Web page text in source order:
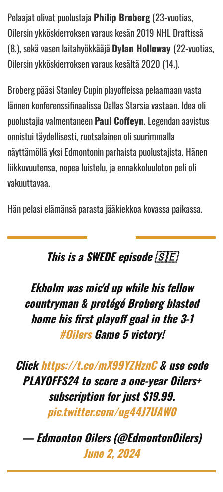
Pelaajat olivat puolustaja Philip Broberg(23-vuotias,
Oilersin ykköskierroksen varaus kesän 2019 NHL Draftissä
(8.), sekä vasen laitahyökkääjä Dylan Holloway (22-vuotias,
Oilersin ykköskierroksen varaus kesältä 2020 (14.).
Broberg pääsi Stanley Cupin playoffeissa pelaamaan vasta
lännen konferenssifinaalissa Dallas Starsia vastaan. Idea oli
puolustajia valmentaneenPaul Coffeyn. Legendan aavistus
onnistui täydellisesti, ruotsalainen oli suurimmalla
näyttämöllä yksi Edmontonin parhaista puolustajista. Hänen
liikkuvuutensa, nopea luistelu, ja ennakkoluuloton peli oli
vakuuttavaa.
Hän pelasi elämänsä parasta jääkiekkoa kovassa paikassa.
This is a SWEDE episode 🇸🇪
Ekholm was mic'd up while his fellow
countryman & protégé Broberg blasted
home his first playoff goal in the 3-1
#OilersGame 5 victory!
Clickhttps://t.co/mX99YZHznC& use code
PLAYOFFS24 to score a one-year Oilers+
subscription for just $19.99.
pic.twitter.com/ug44J7UAW0
— Edmonton Oilers (@EdmontonOilers)
June 2, 2024